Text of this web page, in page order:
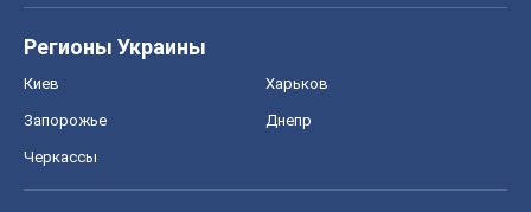
Регионы Украины
Киев Харьков
Запорожье Днепр
Черкассы